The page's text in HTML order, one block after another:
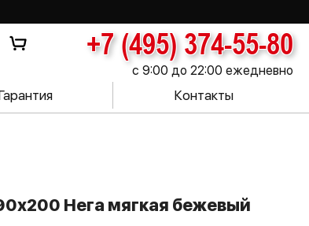
+7 (495) 374-55-80
с 9:00 до 22:00 ежедневно
Контакты
Нега мягкая бежевый